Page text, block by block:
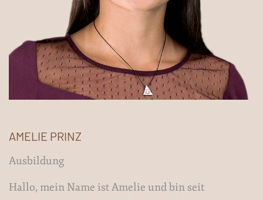
AMELIE PRINZ
Ausbildung
Hallo, mein Name ist Amelie und bin seit